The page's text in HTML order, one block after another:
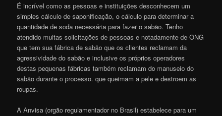
É incrível como as pessoas e instituições desconhecem um
simples cálculo de saponificação, o cálculo para determinar a
quantidade de soda necessária para fazer o sabão. Tenho
atendido muitas solicitações de pessoas e notadamente de ONG
que tem sua fábrica de sabão que os clientes reclamam da
agressividade do sabão e inclusive os próprios operadores
destas pequenas fábricas também reclamam do manuseio do
sabão durante o processo. que queimam a pele e destroem as
roupas.
A Anvisa (orgão regulamentador no Brasil) estabelece para um